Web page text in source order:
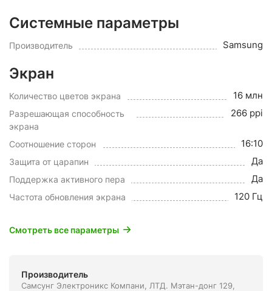
Системные параметры
Производитель Samsung
Экран
Количество цветов экрана 16 млн
Разрешающая способность
экрана
266 ppi
Соотношение сторон 16:10
Защита от царапин Да
Поддержка активного пера Да
Частота обновления экрана 120 Гц
Смотреть все параметры
Производитель
Самсунг Электроникс Компани, ЛТД. Мэтан-донг 129,